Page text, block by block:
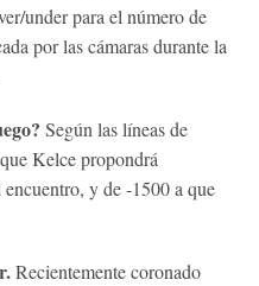
under para el número de
por las cámaras durante la
Según las líneas de
Kelce propondrá
y de -1500 a que
Recientemente coronado